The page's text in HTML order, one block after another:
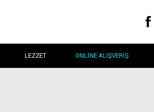
LEZZET ONLINE ALIŞVERIŞ